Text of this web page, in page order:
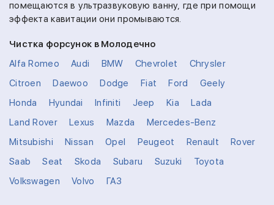
помещаются в ультразвуковую ванну, где при помощи
эффекта кавитации они промываются.
Чистка форсунок в Молодечно
Alfa Romeo
Audi BMW Chevrolet
Chrysler
Citroen
Daewoo Dodge Fiat Ford
Geely
Honda
Hyundai Infiniti Jeep Kia
Lada
Land Rover
Lexus Mazda
Mercedes-Benz
Mitsubishi
Nissan Opel Peugeot Renault
Rover
Saab
Seat Skoda Subaru Suzuki
Toyota
Volkswagen
Volvo ГАЗ